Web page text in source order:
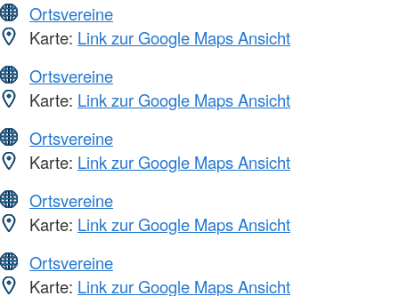
Ortsvereine
Karte: Link zur Google Maps Ansicht
Ortsvereine
Karte: Link zur Google Maps Ansicht
Ortsvereine
Karte: Link zur Google Maps Ansicht
Ortsvereine
Karte: Link zur Google Maps Ansicht
Ortsvereine
Karte: Link zur Google Maps Ansicht